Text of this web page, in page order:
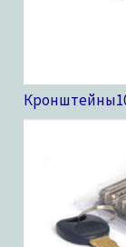
Кронштейны